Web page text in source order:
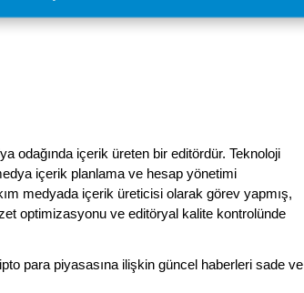
odağında içerik üreten bir editördür. Teknoloji
içerik planlama ve hesap yönetimi
medyada içerik üreticisi olarak görev yapmış,
optimizasyonu ve editöryal kalite kontrolünde
para piyasasına ilişkin güncel haberleri sade ve